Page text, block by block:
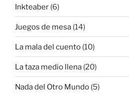
Inkteaber (6)
Juegos de mesa (14)
La mala del cuento (10)
La taza medio llena (20)
Nada del Otro Mundo (5)